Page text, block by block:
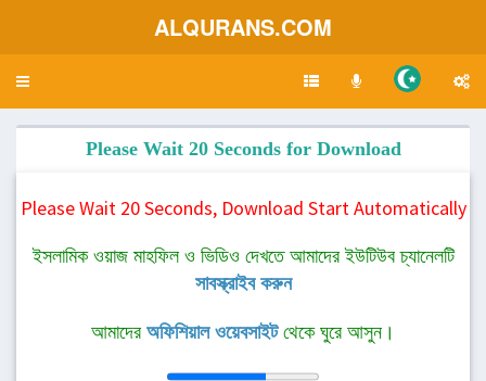
ALQURANS.COM
Toggle
Please Wait 20 Seconds for Download
Please Wait 20 Seconds, Download Start Automatically
ইসলামিক ওয়াজ মাহফিল ও ভিডিও দেখতে আমাদের ইউটিউব চ্যানেলটি
সাবস্ক্রাইব করুন
আমাদের অফিশিয়াল ওয়েবসাইটথেকে ঘুরে আসুন।